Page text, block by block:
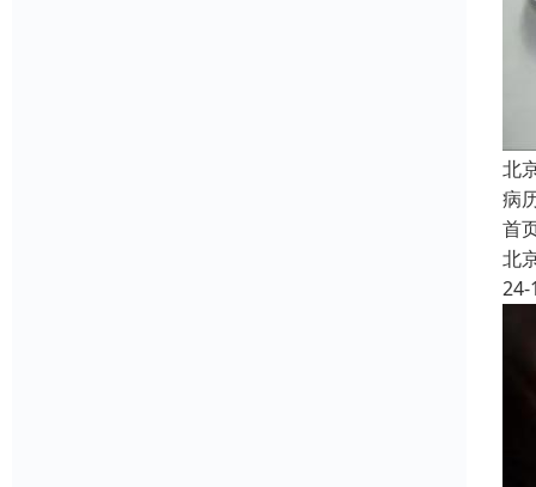
北
病
首
北
24-